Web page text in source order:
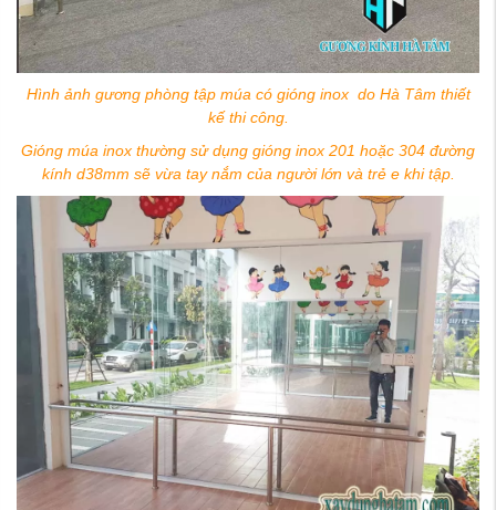
Hình ảnh gương phòng tập múa có gióng inox do Hà Tâm thiết
kế thi công.
Gióng múa inox thường sử dụng gióng inox 201 hoặc 304 đường
kính d38mm sẽ vừa tay nắm của người lớn và trẻ e khi tập.